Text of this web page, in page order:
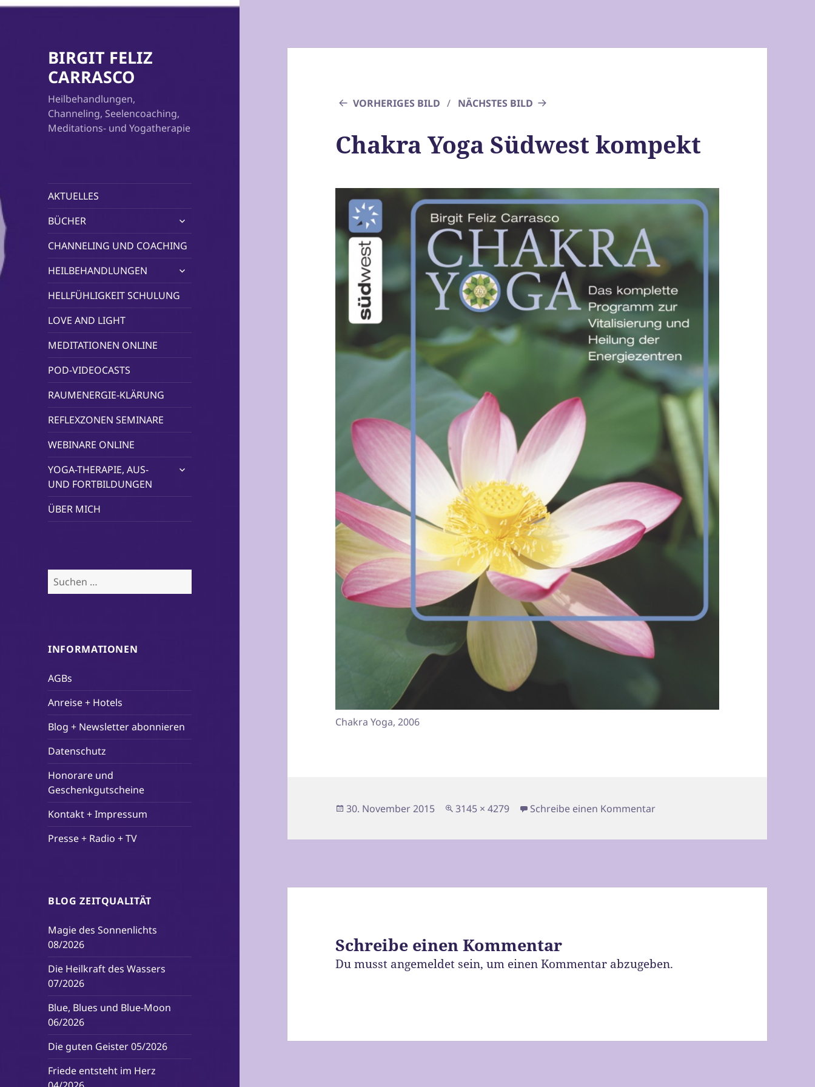
BIRGIT FELIZ
CARRASCO
Heilbehandlungen,
Channeling, Seelencoaching,
Meditations- und Yogatherapie
AKTUELLES
BÜCHER
untermenü
öffnen
CHANNELING UND COACHING
HEILBEHANDLUNGEN
untermenü
öffnen
HELLFÜHLIGKEIT SCHULUNG
LOVE AND LIGHT
MEDITATIONEN ONLINE
POD-VIDEOCASTS
RAUMENERGIE-KLÄRUNG
REFLEXZONEN SEMINARE
WEBINARE ONLINE
YOGA-THERAPIE, AUS-
UND FORTBILDUNGEN
untermenü
ÜBER MICH
Suchen
nach:
INFORMATIONEN
AGBs
Anreise + Hotels
Blog + Newsletter abonnieren
Datenschutz
Honorare und
Geschenkgutscheine
Kontakt + Impressum
Presse + Radio + TV
BLOG ZEITQUALITÄT
Magie des Sonnenlichts
08/2026
Die Heilkraft des Wassers
07/2026
Blue, Blues und Blue-Moon
06/2026
Die guten Geister 05/2026
Friede entsteht im Herz
VORHERIGES BILD NÄCHSTES BILD
Chakra Yoga Südwest kompekt
Chakra Yoga, 2006
Veröffentlicht
30. November 2015 Originalgröße
3145 × 4279 Schreibe einen Kommentarzu Chakra Yoga Südwest kompekt
Schreibe einen Kommentar
Du musst angemeldet sein, um einen Kommentar abzugeben.